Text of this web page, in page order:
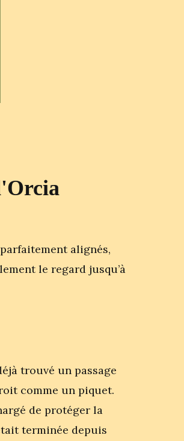
alignés,
le regard jusqu’à
trouvé un passage
comme un piquet.
de protéger la
terminée depuis